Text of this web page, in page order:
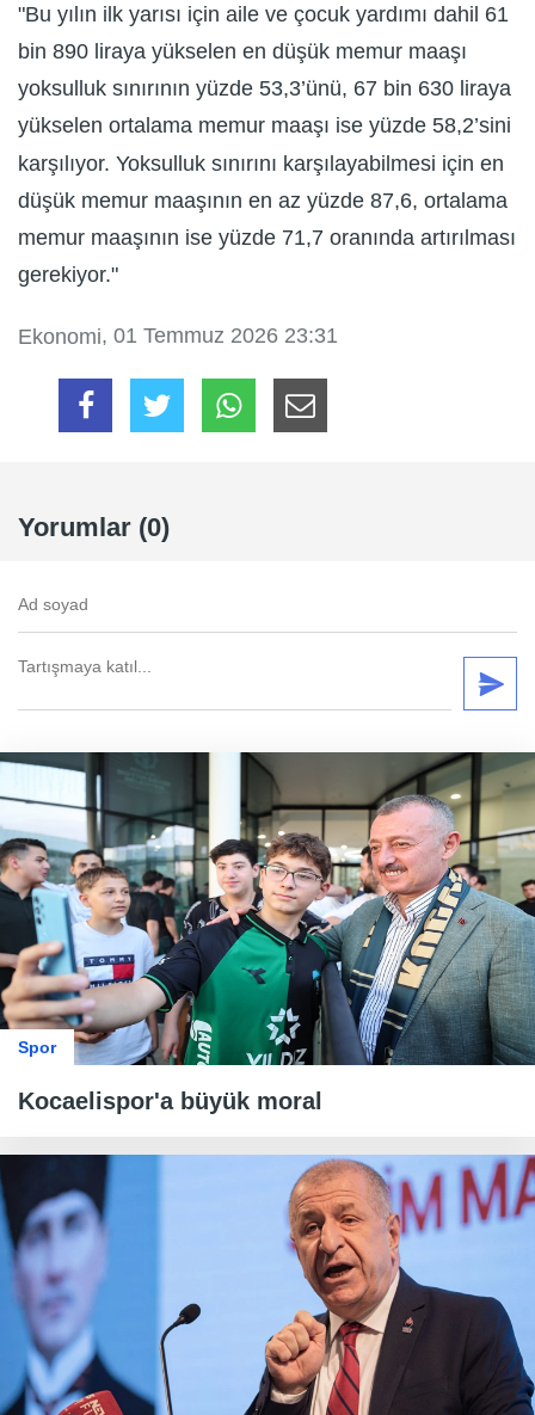
"Bu yılın ilk yarısı için aile ve çocuk yardımı dahil 61
bin 890 liraya yükselen en düşük memur maaşı
yoksulluk sınırının yüzde 53,3’ünü, 67 bin 630 liraya
yükselen ortalama memur maaşı ise yüzde 58,2’sini
karşılıyor. Yoksulluk sınırını karşılayabilmesi için en
düşük memur maaşının en az yüzde 87,6, ortalama
memur maaşının ise yüzde 71,7 oranında artırılması
gerekiyor."
Ekonomi, 01 Temmuz 2026 23:31
Yorumlar (0)
Spor
Kocaelispor'a büyük moral